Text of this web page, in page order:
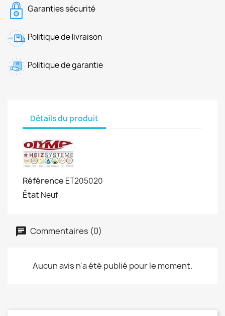
Garanties sécurité
Politique de livraison
Politique de garantie
Détails du produit
Référence ET205020
ÉtatNeuf
Commentaires (0)
Aucun avis n'a été publié pour le moment.